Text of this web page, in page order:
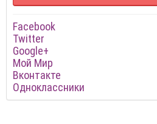
Facebook
Twitter
Google+
Мой Мир
Вконтакте
Одноклассники